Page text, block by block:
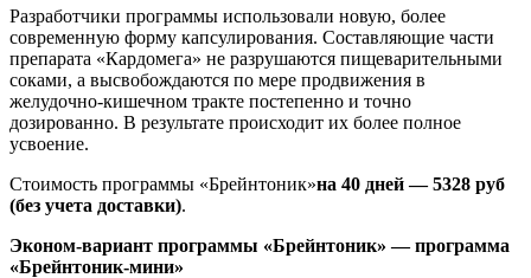
Разработчики программы использовали новую, более
современную форму капсулирования. Составляющие части
препарата «Кардомега» не разрушаются пищеварительными
соками, а высвобождаются по мере продвижения в
желудочно-кишечном тракте постепенно и точно
дозированно. В результате происходит их более полное
усвоение.
Стоимость программы «Брейнтоник»на 40 дней — 5328 руб
(без учета доставки).
Эконом-вариант программы «Брейнтоник» — программа
«Брейнтоник-мини»